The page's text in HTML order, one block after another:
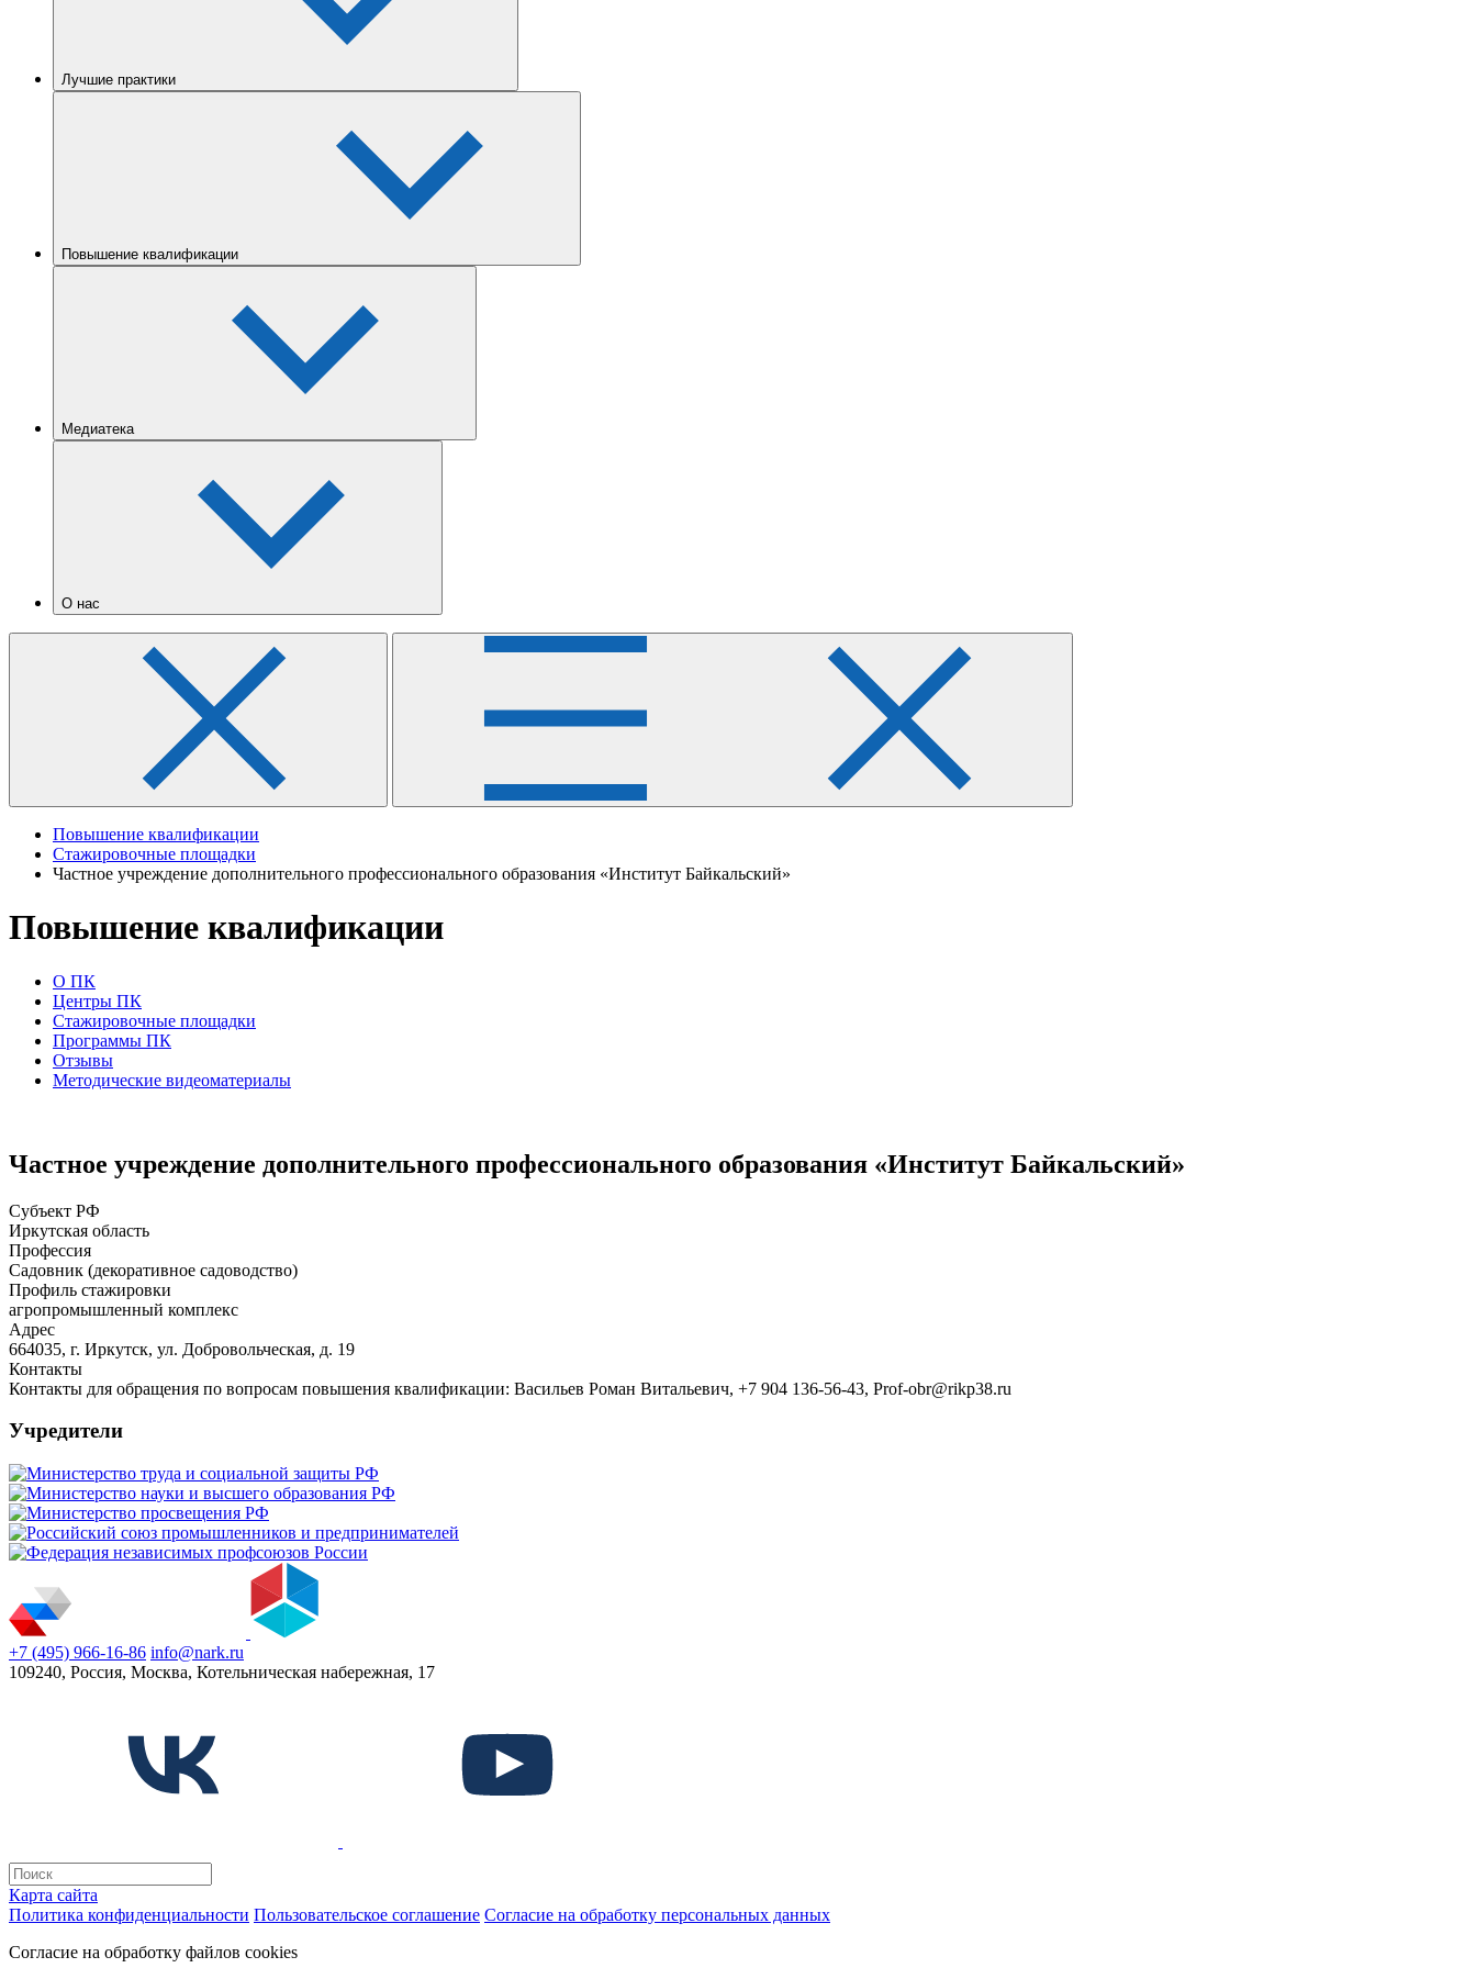
Лучшие практики
Повышение квалификации
Медиатека
О нас
Повышение квалификации
Стажировочные площадки
Частное учреждение дополнительного профессионального образования «Институт Байкальский»
Повышение квалификации
О ПК
Центры ПК
Стажировочные площадки
Программы ПК
Отзывы
Методические видеоматериалы
Частное учреждение дополнительного профессионального образования «Институт Байкальский»
Субъект РФ
Иркутская область
Профессия
Садовник (декоративное садоводство)
Профиль стажировки
агропромышленный комплекс
Адрес
664035, г. Иркутск, ул. Добровольческая, д. 19
Контакты
Контакты для обращения по вопросам повышения квалификации: Васильев Роман Витальевич, +7 904 136-56-43, Prof-obr@rikp38.ru
Учредители
+7 (495) 966-16-86 info@nark.ru
109240, Россия, Москва, Котельническая набережная, 17
Карта сайта
Политика конфиденциальности Пользовательское соглашение Согласие на обработку персональных данных
Согласие на обработку файлов cookies